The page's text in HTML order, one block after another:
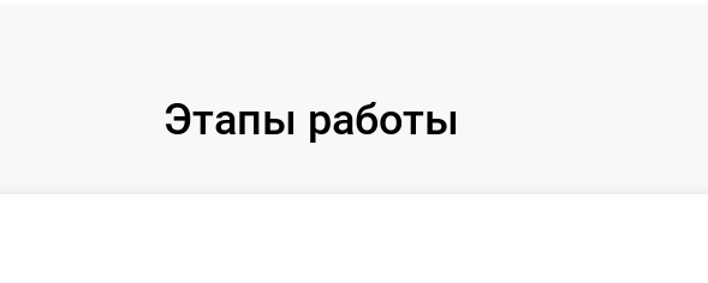
Этапы работы